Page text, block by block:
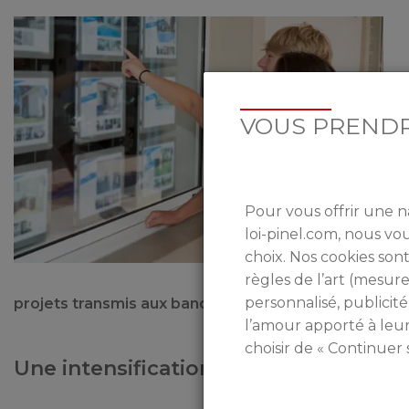
projets transmis aux banques
. Pour l’heure, les
Une intensification des recherches en
VOUS
Pour vous offrir une
loi-pinel.com, nous
choix. Nos cookies
règles de l’art
personnalisé,
l’amour apporté à
choisir de « Continuer